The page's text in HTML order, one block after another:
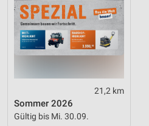
21,2 km
Sommer 2026
Gültig bis Mi. 30.09.
Messung der Performance von
Analyse von Zielgruppen durch
Kombinationen von Daten aus
Quellen
Verwendung reduzierter Daten
Inhalten